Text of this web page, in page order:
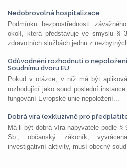
Nedobrovolná hospitalizace
Podmínku bezprostřednosti
okolí, která představuje ve smyslu §
zdravotních službách jednu z
Odůvodnění rozhodnutí o
Soudnímu dvoru EU
Pokud v otázce, v níž má být
rozhodující jako soud poslední
fungování Evropské unie nepoložení...
Dobrá víra (exkluzivně pro
Má-li být dobrá víra nabyvatele podle
Sb., občanský zákoník,
investigativní aktivity, musí obecný